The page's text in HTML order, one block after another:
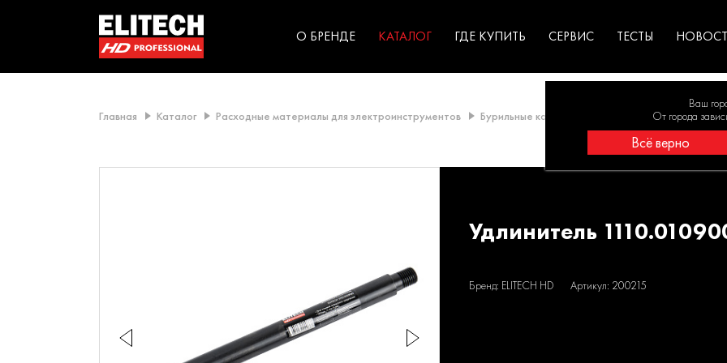
О БРЕНДЕ КАТАЛОГ ГДЕ КУПИТЬ СЕРВИС ТЕСТЫ
Ваш
От города
Всё верно
Главная Каталог Расходные материалы для электроинструментов Бурильные коронки и цифенборы Коронки
Удлинитель
Бренд: ELITECH HD Артикул: 200215